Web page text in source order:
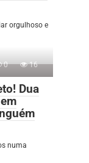
orgulhoso e
0 16
Dua
numa